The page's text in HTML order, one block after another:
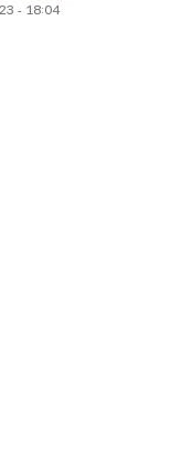
- 18:04